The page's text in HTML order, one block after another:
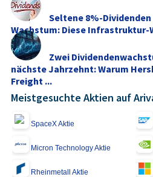
Seltene 8%-
Wachstum: Diese Infrastruktur-
Fokus
Zwei
nächste Jahrzehnt: Warum
Freight ...
Meistgesuchte Aktien auf
SpaceX Aktie
Micron Technology Aktie
Rheinmetall Aktie